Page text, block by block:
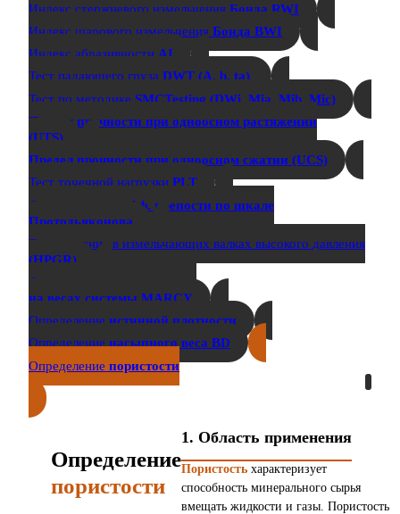
Индекс стержневого измельчения Бонда RWI
Индекс шарового измельчения Бонда BWI
Индекс абразивности AI
Тест падающего груза DWT (A, b, ta)
Тест по методике SMCTesting (DWi, Mia, Mib, Mic)
Предел прочности при одноосном растяжении
(UTS)
Предел прочности при одноосном сжатии (UCS)
Тест точечной нагрузки PLT
Определение
коэфф. крепости по шкале
Протодьяконова
Тестирование в измельчающих валках высокого давления
(HPGR)
Определение удельного веса
на весах системы MARCY
Определение истинной плотности
Определениенасыпного веса BD
Определение пористости
Определение
пористости
1. Область применения
Пористость характеризует
способность минерального сырья
вмещать жидкости и газы. Пористость